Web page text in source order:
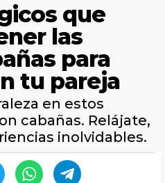
que
las
para
tu pareja
en estos
cabañas. Relájate,
inolvidables.